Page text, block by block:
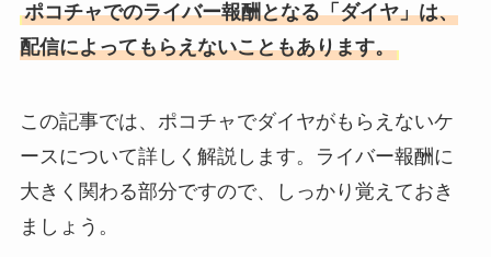
ポコチャでのライバー報酬となる「ダイヤ」は、
配信によってもらえないこともあります。
この記事では、ポコチャでダイヤがもらえないケ
ースについて詳しく解説します。ライバー報酬に
大きく関わる部分ですので、しっかり覚えておき
ましょう。